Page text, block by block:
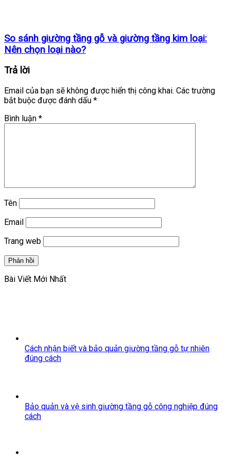
So sánh giường tầng gỗ và giường tầng kim loại:
Nên chọn loại nào?
Trả lời
Email của bạn sẽ không được hiển thị công khai. Các trường
bắt buộc được đánh dấu *
Bình luận *
Tên
Email
Trang web
Bài Viết Mới Nhất
Cách nhận biết và bảo quản giường tầng gỗ tự nhiên
đúng cách
Bảo quản và vệ sinh giường tầng gỗ công nghiệp đúng
cách